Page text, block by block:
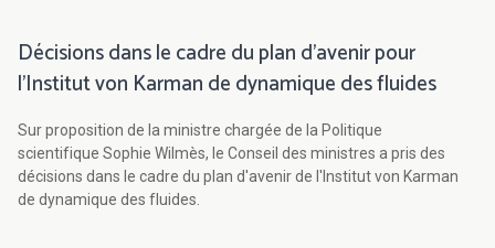
Décisions dans le cadre du plan d'avenir pour
l'Institut von Karman de dynamique des fluides
Sur proposition de la ministre chargée de la Politique
scientifique Sophie Wilmès, le Conseil des ministres a pris des
décisions dans le cadre du plan d'avenir de l'Institut von Karman
de dynamique des fluides.